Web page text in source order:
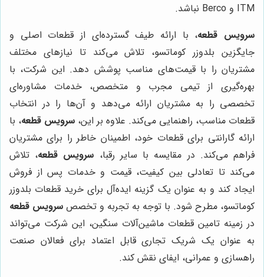
ITM و Berco نباشد.
سرویس قطعه، با ارائه طیف گسترده‌ای از قطعات اصلی و
جایگزین بلدوزر کوماتسو، تلاش می‌کند تا نیازهای مختلف
مشتریان را با قیمت‌های مناسب پوشش دهد. این شرکت، با
بهره‌گیری از تیمی مجرب و متخصص، خدمات مشاوره‌ای
تخصصی را به مشتریان ارائه می‌دهد و آن‌ها را در انتخاب
قطعات مناسب، راهنمایی می‌کند. علاوه بر این، سرویس قطعه، با
ارائه گارانتی برای قطعات خود، اطمینان خاطر را برای مشتریان
فراهم می‌کند. در مقایسه با سایر رقبا، سرویس قطعه، تلاش
می‌کند تا تعادلی بین کیفیت، قیمت و خدمات پس از فروش
ایجاد کند و به عنوان یک گزینه ایده‌آل برای خرید قطعات بلدوزر
کوماتسو، مطرح شود. با توجه به تجربه و تخصص سرویس قطعه
در زمینه تامین قطعات ماشین‌آلات سنگین، این شرکت می‌تواند
به عنوان یک شریک تجاری قابل اعتماد برای فعالان صنعت
راهسازی و عمرانی، ایفای نقش کند.